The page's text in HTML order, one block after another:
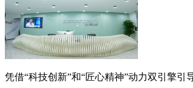
凭借“科技创新”和“匠心精神”动力双引擎